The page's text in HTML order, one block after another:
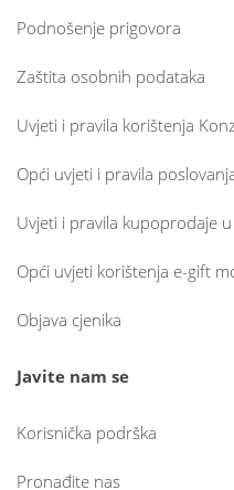
Podnošenje prigovora
Zaštita osobnih podataka
Uvjeti i pravila korištenja
Opći uvjeti i pravila
Uvjeti i pravila kupoprodaje
Opći uvjeti korištenja e-gift
Objava cjenika
Javite nam se
Korisnička podrška
Pronađite nas